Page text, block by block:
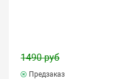
1490 руб
Предзаказ